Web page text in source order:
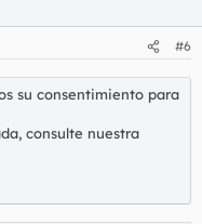
#6
su consentimiento para
consulte nuestra